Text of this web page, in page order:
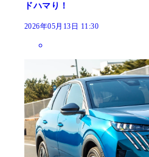
ドハマり！
2026年05月13日 11:30